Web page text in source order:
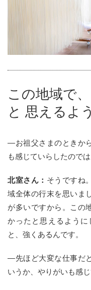
この地域で
と 思えるよ
—お祖父さまのときか
も感じていらしたのでは
北室さん： そうですね
域全体の行末を思いま
が多いですから。この
かったと思えるよう
と、強くあるんです。
—先ほど大変な仕事だ
いうか、やりがいも感じ